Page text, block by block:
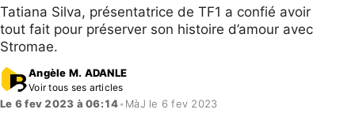
Tatiana Silva, présentatrice de TF1 a confié avoir
tout fait pour préserver son histoire d’amour avec
Stromae.
Angèle M. ADANLE
Voir tous ses articles
Le 6 fev 2023 à 06:14• MàJ le 6 fev 2023